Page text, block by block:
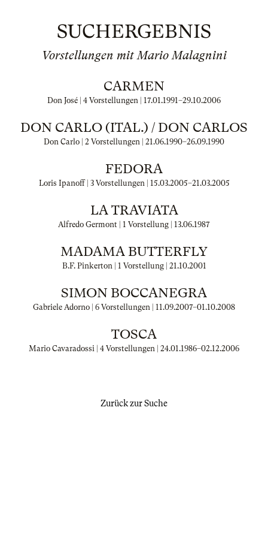
SUCHERGEBNIS
Vorstellungen mit Mario Malagnini
CARMEN
Don José | 4 Vorstellungen | 17.01.1991–29.10.2006
DON CARLO (ITAL.) / DON CARLOS
Don Carlo | 2 Vorstellungen | 21.06.1990–26.09.1990
FEDORA
Loris Ipanoff | 3 Vorstellungen | 15.03.2005–21.03.2005
LA TRAVIATA
Alfredo Germont | 1 Vorstellung | 13.06.1987
MADAMA BUTTERFLY
B.F. Pinkerton | 1 Vorstellung | 21.10.2001
SIMON BOCCANEGRA
Gabriele Adorno | 6 Vorstellungen | 11.09.2007–01.10.2008
TOSCA
Mario Cavaradossi | 4 Vorstellungen | 24.01.1986–02.12.2006
Zurück zur Suche